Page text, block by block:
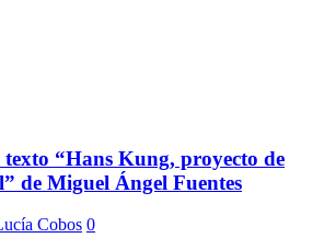
texto “Hans Kung, proyecto de
de Miguel Ángel Fuentes
Cobos 0